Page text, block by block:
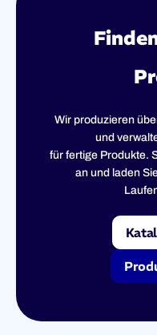
Wir produzieren
und
für fertige Produkte.
an und laden